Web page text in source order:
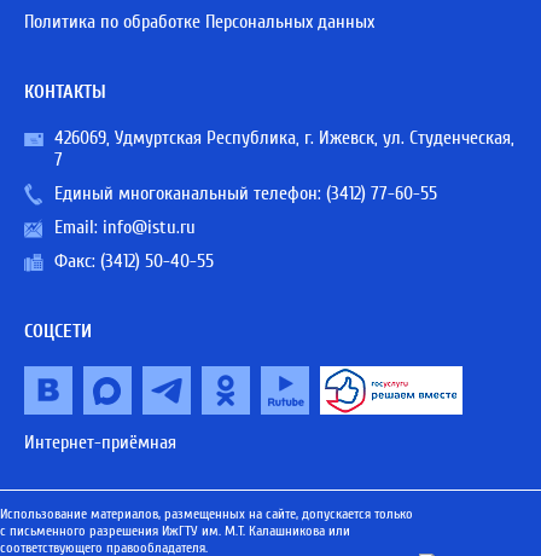
Политика по обработке Персональных данных
КОНТАКТЫ
426069, Удмуртская Республика, г. Ижевск, ул. Студенческая,
7
Единый многоканальный телефон: (3412) 77-60-55
Email: info@istu.ru
Факс: (3412) 50-40-55
СОЦСЕТИ
Интернет-приёмная
Использование материалов, размещенных на сайте, допускается только
с письменного разрешения ИжГТУ им. М.Т. Калашникова или
соответствующего правообладателя.